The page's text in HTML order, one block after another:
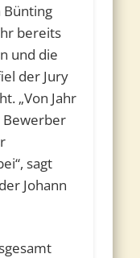
Bünting
bereits
und die
der Jury
„Von Jahr
Bewerber
sagt
Johann